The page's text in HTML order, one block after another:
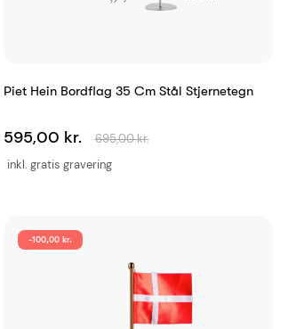
Piet Hein Bordflag 35 Cm Stål Stjernetegn
inkl. gratis gravering
595,00 kr. 695,00 kr.
-100,00 kr.